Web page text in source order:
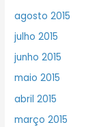
agosto 2015
julho 2015
junho 2015
maio 2015
abril 2015
março 2015